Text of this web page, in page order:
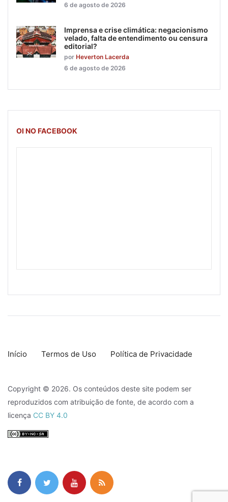
6 de agosto de 2026
Imprensa e crise climática: negacionismo
velado, falta de entendimento ou censura
editorial?
por Heverton Lacerda
6 de agosto de 2026
OI NO FACEBOOK
Início Termos de Uso Política de Privacidade
Copyright © 2026. Os conteúdos deste site podem ser
reproduzidos com atribuição de fonte, de acordo com a
licença CC BY 4.0